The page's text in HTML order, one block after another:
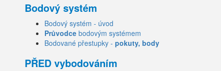
Bodový systém
Bodový systém - úvod
Průvodce bodovým systémem
Bodované přestupky - pokuty, body
PŘED vybodováním